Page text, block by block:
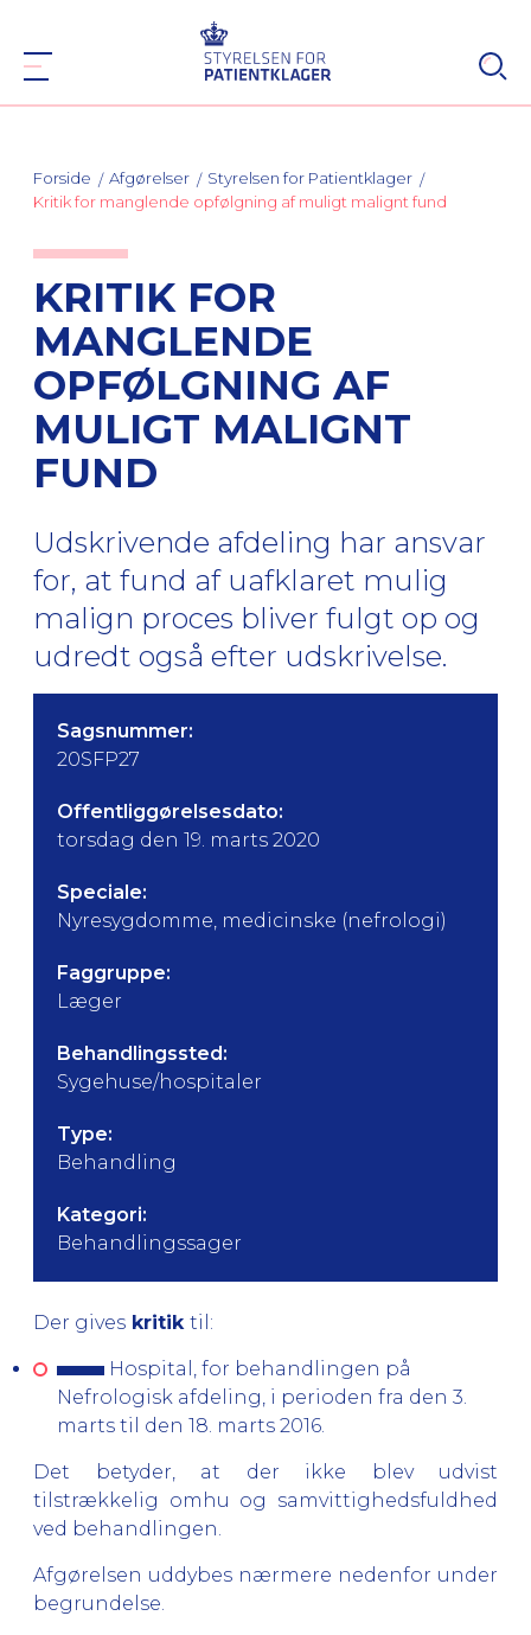
Forside Afgørelser
Styrelsen for Patientklager
Kritik for manglende opfølgning af muligt malignt fund
KRITIK FOR
MANGLENDE
OPFØLGNING AF
MULIGT MALIGNT
FUND
Udskrivende afdeling har ansvar
for, at fund af uafklaret mulig
malign proces bliver fulgt op og
udredt også efter udskrivelse.
Sagsnummer:
20SFP27
Offentliggørelsesdato:
torsdag den 19. marts 2020
Speciale:
Nyresygdomme, medicinske (nefrologi)
Faggruppe:
Læger
Behandlingssted:
Sygehuse/hospitaler
Type:
Behandling
Kategori:
Behandlingssager
Der gives kritik til:
Hospital, for behandlingen på
Nefrologisk afdeling, i perioden fra den 3.
marts til den 18. marts 2016.
Det betyder, at der ikke blev udvist
tilstrækkelig omhu og samvittighedsfuldhed
ved behandlingen.
Afgørelsen uddybes nærmere nedenfor under
begrundelse.